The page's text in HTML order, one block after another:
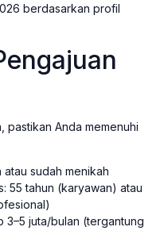
berdasarkan profil
pastikan Anda memenuhi
atau sudah menikah
55 tahun (karyawan) atau
3–5 juta/bulan (tergantung